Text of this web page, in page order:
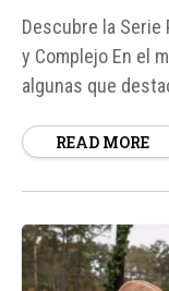
Descubre la
y Complejo En el
algunas que
superventas de
READ MORE